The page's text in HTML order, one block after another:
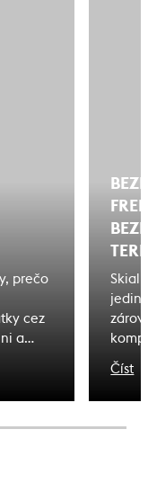
prečo
cez
a
na
Číst